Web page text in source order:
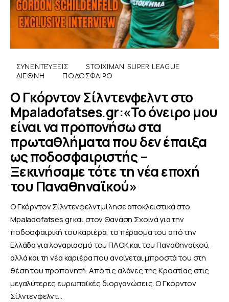
ΣΥΝΕΝΤΕΎΞΕΙΣ
STOIXIMAN SUPER LEAGUE
ΔΙΕΘΝΉ
ΠΟΔΌΣΦΑΙΡΟ
Ο Γκόρντον Σίλντενφελντ στο
Mpaladofatses.gr:«Το όνειρο μου
είναι να προπονήσω στα
πρωταθλήματα που δεν έπαιξα
ως ποδοσφαιριστής –
Ξεκινήσαμε τότε τη νέα εποχή
του Παναθηναϊκού»
Ο Γκόρντον Σίλντενφελντ μίλησε αποκλειστικά στο
Mpaladofatses.gr και στον Θανάση Σχοινά για την
ποδοσφαιρική του καριέρα, το πέρασμα του από την
Ελλάδα για λογαριασμό του ΠΑΟΚ και του Παναθηναϊκού,
αλλά και τη νέα καριέρα που ανοίγεται μπροστά του στη
θέση του προπονητή. Από τις αλάνες της Κροατίας στις
μεγαλύτερες ευρωπαϊκές διοργανώσεις. Ο Γκόρντον
Σίλντενφελντ…